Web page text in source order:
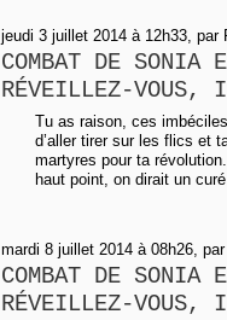
jeudi 3 juillet 2014 à 12h33, par
COMBAT DE SONIA
RÉVEILLEZ-
Tu as raison, ces
d’aller tirer sur les flics et
martyres pour ta
haut point, on dirait un
mardi 8 juillet 2014 à 08h26,
COMBAT DE SONIA
RÉVEILLEZ-